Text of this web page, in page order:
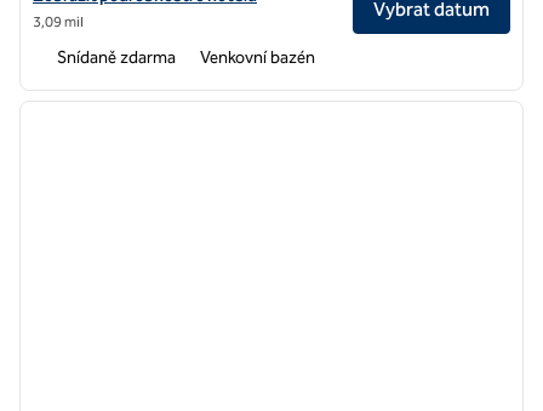
3,09 mil
Vybrat datum
Snídaně zdarma Venkovní bazén
1 z 11
další